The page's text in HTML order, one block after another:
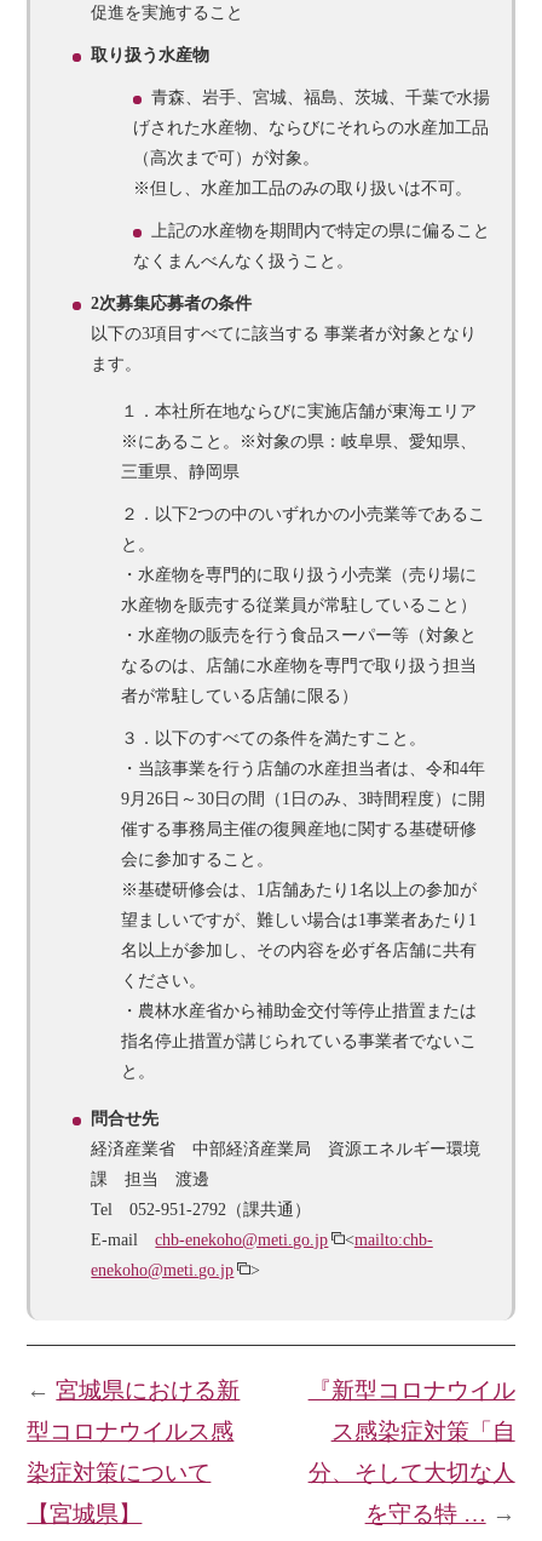
促進を実施すること
取り扱う水産物
青森、岩手、宮城、福島、茨城、千葉で水揚
げされた水産物、ならびにそれらの水産加工品
（高次まで可）が対象。
※但し、水産加工品のみの取り扱いは不可。
上記の水産物を期間内で特定の県に偏ること
なくまんべんなく扱うこと。
2次募集応募者の条件
以下の3項目すべてに該当する 事業者が対象となり
ます。
１．本社所在地ならびに実施店舗が東海エリア
※にあること。※対象の県：岐阜県、愛知県、
三重県、静岡県
２．以下2つの中のいずれかの小売業等であるこ
と。
・水産物を専門的に取り扱う小売業（売り場に
水産物を販売する従業員が常駐していること）
・水産物の販売を行う食品スーパー等（対象と
なるのは、店舗に水産物を専門で取り扱う担当
者が常駐している店舗に限る）
３．以下のすべての条件を満たすこと。
・当該事業を行う店舗の水産担当者は、令和4年
9月26日～30日の間（1日のみ、3時間程度）に開
催する事務局主催の復興産地に関する基礎研修
会に参加すること。
※基礎研修会は、1店舗あたり1名以上の参加が
望ましいですが、難しい場合は1事業者あたり1
名以上が参加し、その内容を必ず各店舗に共有
ください。
・農林水産省から補助金交付等停止措置または
指名停止措置が講じられている事業者でないこ
と。
問合せ先
経済産業省 中部経済産業局 資源エネルギー環境
課 担当 渡邊
Tel 052-951-2792（課共通）
E-mailchb-enekoho@meti.go.jp <mailto:chb-
enekoho@meti.go.jp
>
『新型コロナウイル
ス感染症対策「自
分、そして大切な人
を守る特 … →
←宮城県における新
型コロナウイルス感
染症対策について
【宮城県】